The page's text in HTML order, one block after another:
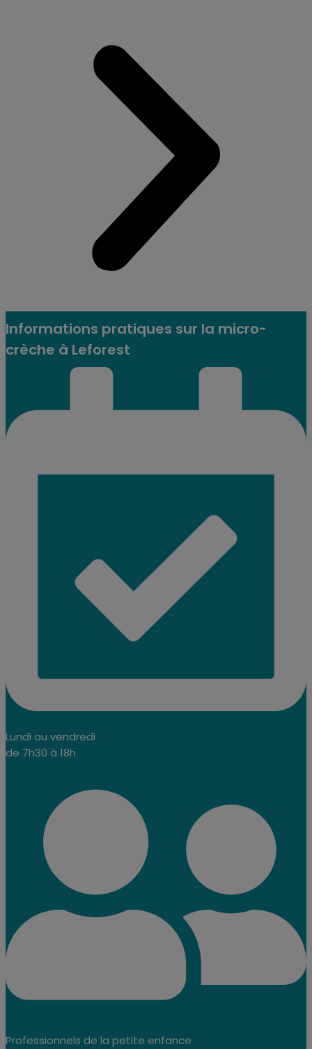
Informations pratiques sur la micro-
crèche à Leforest
Lundi au vendredi
de 7h30 à 18h
Professionnels de la petite enfance